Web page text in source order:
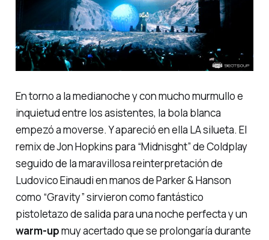
En torno a la medianoche y con mucho murmullo e
inquietud entre los asistentes, la bola blanca
empezó a moverse. Y apareció en ella LA silueta. El
remix de Jon Hopkins para “Midnisght”de Coldplay
seguido de la maravillosa reinterpretación de
Ludovico Einaudi en manos de Parker & Hanson
como “Gravity”sirvieron como fantástico
pistoletazo de salida para una noche perfecta y un
warm-upmuy acertado que se prolongaría durante